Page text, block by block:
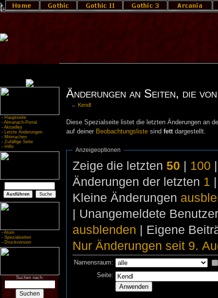
- Hauptseite
- Almanach-Portal
- Aktuelles
- Letzte Änderungen
- Mitmachen
- Zufällige Seite
- Hilfe
- Atom
- Spezialseiten
- Druckversion
Suchen nach:
Änderungen an Seiten, die
← Kendl
Diese Spezialseite listet die letzten Änderungen an
auf deiner Beobachtungslistesind fettdargestellt.
Anzeigeoptionen
Zeige die letzten 50 | 100
Änderungen der letzten 1
Kleine Änderungen
| Unangemeldete
ausblenden | Eigene
Nur Änderungen seit 9.
Namensraum:
Seite: